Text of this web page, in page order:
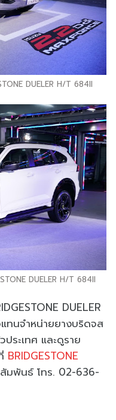
DUELER H/T 684II
DUELER H/T 684II
DUELER
ทนจำหน่ายยางบริดจส
ระเทศ และดูราย
BRIDGESTONE
มพันธ์ โทร. 02-636-